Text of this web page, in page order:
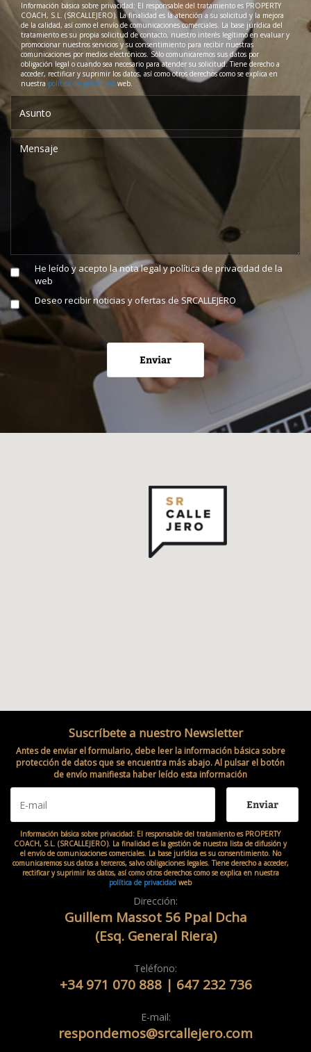
Información básica sobre privacidad: El responsable del tratamiento es PROPERTY
COACH, S.L. (SRCALLEJERO). La finalidad es la atención a su solicitud y la mejora
de la calidad, así como el envío de comunicaciones comerciales. La base jurídica del
tratamiento es su propia solicitud de contacto, nuestro interés legítimo en evaluar y
promocionar nuestros servicios y su consentimiento para recibir nuestras
comunicaciones por medios electrónicos. Sólo comunicaremos sus datos por
obligación legal o cuando sea necesario para atender su solicitud. Tiene derecho a
acceder, rectificar y suprimir los datos, así como otros derechos como se explica en
nuestra política de privacidad web.
He leído y acepto lanota legal y política de privacidad de la
web
Deseo recibir noticias y ofertas de SRCALLEJERO
Enviar
Suscríbete a nuestro Newsletter
Antes de enviar el formulario, debe leer la información básica sobre
protección de datos que se encuentra más abajo.Al pulsar el botón
de envío manifiesta haber leído esta información
Enviar
Información básica sobre privacidad: El responsable del tratamiento es PROPERTY
COACH, S.L. (SRCALLEJERO). La finalidad es la gestión de nuestra lista de difusión y
el envío de comunicaciones comerciales. La base jurídica es su consentimiento. No
comunicaremos sus datos a terceros, salvo obligaciones legales. Tiene derecho a acceder,
rectificar y suprimir los datos, así como otros derechos como se explica en nuestra
política de privacidad web
Dirección:
Guillem Massot 56 Ppal Dcha
(Esq. General Riera)
Teléfono:
+34 971 070 888| 647 232 736
E-mail:
respondemos@srcallejero.com